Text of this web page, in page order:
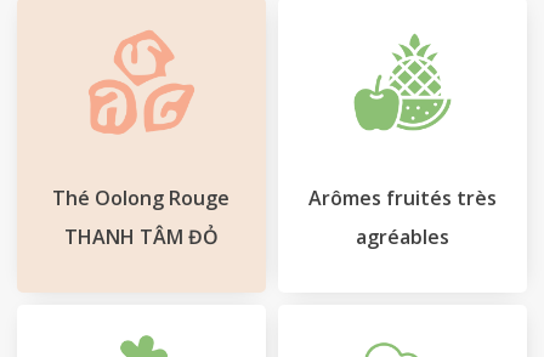
Thé Oolong Rouge
THANH TÂM ĐỎ
Arômes fruités très
agréables